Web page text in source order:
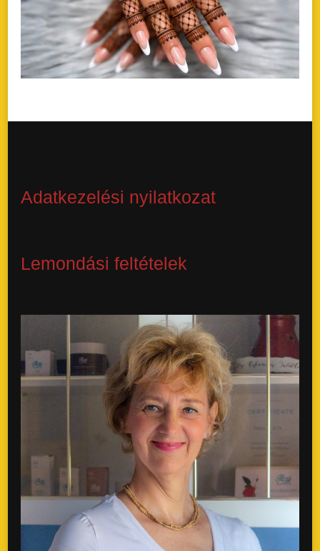
Adatkezelési nyilatkozat
Lemondási feltételek